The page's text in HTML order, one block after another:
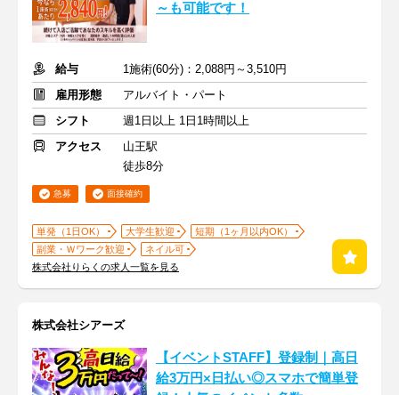
～も可能です！
給与
1施術(60分)：2,088円～3,510円
雇用形態
アルバイト・パート
シフト
週1日以上 1日1時間以上
アクセス
山王駅
徒歩8分
急募 面接確約
単発（1日OK） 大学生歓迎
短期（1ヶ月以内OK）
副業・Ｗワーク歓迎
ネイル可
株式会社りらくの求人一覧を見る
株式会社シアーズ
【イベントSTAFF】登録制｜高日
給3万円×日払い◎スマホで簡単登